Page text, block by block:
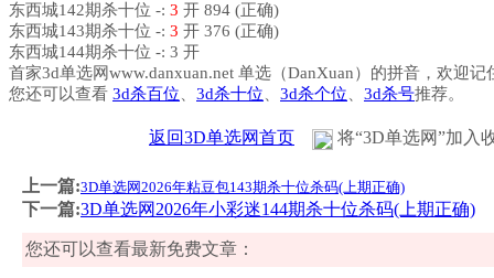
东西城142期杀十位 -: 3 开 894 (正确)
东西城143期杀十位 -: 3 开 376 (正确)
东西城144期杀十位 -: 3 开
首家3d单选网www.danxuan.net 单选（DanXuan）的拼音，欢迎记
您还可以查看 3d杀百位 3d杀十位 3d杀个位 3d杀号推荐。
返回3D单选网首页 将“3D单选网”加入
上一篇:3D单选网2026年粘豆包143期杀十位杀码(上期正确)
下一篇:3D单选网2026年小彩迷144期杀十位杀码(上期正确)
您还可以查看最新免费文章：